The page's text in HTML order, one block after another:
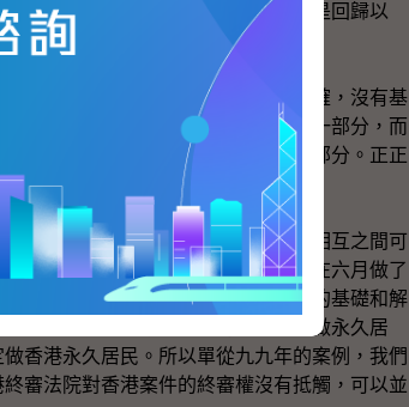
麼立場，大家要認清一個事實，就是回歸以
是中國的殖民地，這個立論不明確，沒有基
一個殖民地。第二，香港是國家的一部分，而
》，授權予香港特區行使權力的一部分。正正
院，它的角色更為重要。
會對《基本法》最終的解釋權，相互之間可
院做了一個判決，及後人大常委會在六月做了
理相關的個案，可以提供一個明確的基礎和解
許了數千位申請居留權的人士留港做永久居
香港永久居民。所以單從九九年的案例，我們
審法院對香港案件的終審權沒有抵觸，可以並